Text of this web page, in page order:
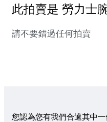
此拍賣是 勞力士
請不要錯過任何拍賣
您認為您有我們合適其中